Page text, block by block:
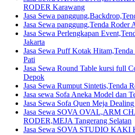
RODER Karawang
Jasa Sewa
Jasa Sewa panggung,Tenda Roder
Jasa Sewa Perlengkapan
Jakarta
Jasa Sewa Puff Kotak
Pati
Jasa Sewa Round Table kursi full
Depok
Jasa Sewa Rumput Sintetis,Tenda
Jasa sewa Sofa Aneka Model dan
Jasa Sewa Sofa Quen Meja
Jasa Sewa SOVA OVAL,ARM
RODER,MEJA Tangerang Selatan
Jasa Sewa SOVA STUDIO